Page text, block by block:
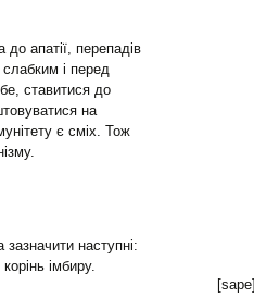
апатії, перепадів
і перед
ставитися до
на
є сміх. Тож
наступні:
імбиру.